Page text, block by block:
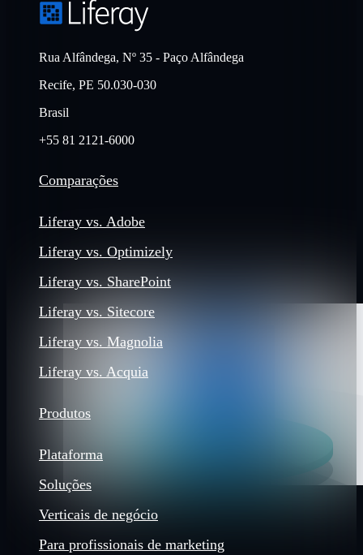
Rua Alfândega, Nº 35 - Paço Alfândega
Recife, PE 50.030-030
Brasil
+55 81 2121-6000
Comparações
Liferay vs. Adobe
Liferay vs. Optimizely
Liferay vs. SharePoint
Liferay vs. Sitecore
Liferay vs. Magnolia
Liferay vs. Acquia
Produtos
Plataforma
Soluções
Verticais de negócio
Para profissionais de marketing